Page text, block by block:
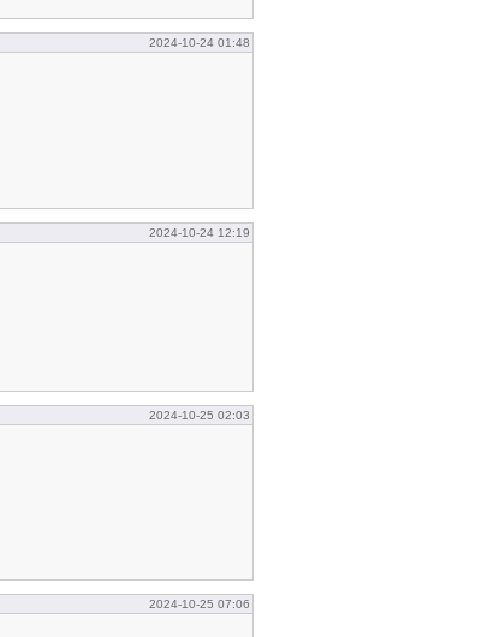
2024-10-24 01:48
2024-10-24 12:19
2024-10-25 02:03
2024-10-25 07:06